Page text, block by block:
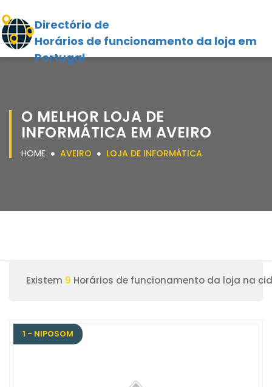
Directório de
Horários de funcionamento da loja em
Portugal
O MELHOR LOJA DE
INFORMÁTICA EM AVEIRO
HOME AVEIRO LOJA DE INFORMÁTICA
Existem 9 Horários de funcionamento da loja na
1 - NIPOSOM